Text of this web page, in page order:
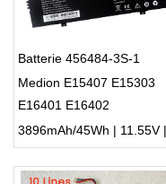
Batterie 456484-3S-1
Medion E15407 E15303
E16401 E16402